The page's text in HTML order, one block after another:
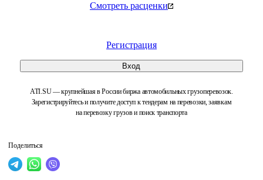
Смотреть расценки
Регистрация
Вход
ATI.SU — крупнейшая в России биржа автомобильных грузоперевозок.
Зарегистрируйтесь и получите доступ к тендерам на перевозки, заявкам
на перевозку грузов и поиск транспорта
Поделиться